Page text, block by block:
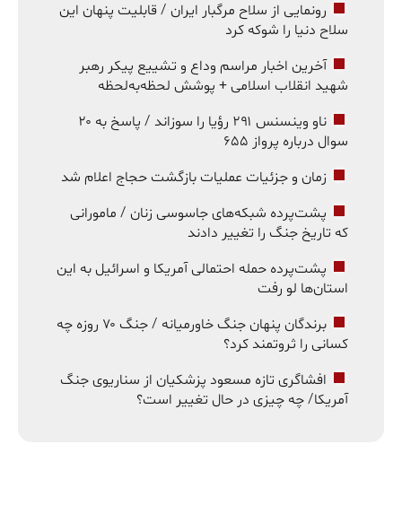
رونمایی از سلاح مرگبار ایران / قابلیت پنهان این
سلاح دنیا را شوکه کرد
آخرین اخبار مراسم وداع و تشییع پیکر رهبر
شهید انقلاب اسلامی + پوشش لحظه‌به‌لحظه
ناو وینسنس ۲۹۱ رؤیا را سوزاند / پاسخ به ۲۰
سوال درباره پرواز ۶۵۵
زمان و جزئیات عملیات بازگشت حجاج اعلام شد
پشت‌پرده شبکه‌های جاسوسی زنان / مامورانی
که تاریخ جنگ را تغییر دادند
پشت‌پرده حمله احتمالی آمریکا و اسرائیل به این
استان‌ها لو رفت
برندگان پنهان جنگ خاورمیانه / جنگ ۷۰ روزه چه
کسانی را ثروتمند کرد؟
افشاگری تازه مسعود پزشکیان از سناریوی جنگ
آمریکا/ چه چیزی در حال تغییر است؟